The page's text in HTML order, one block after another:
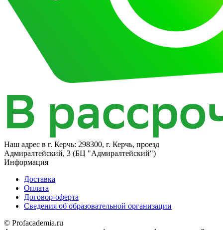
Наш адрес в г. Керчь: 298300, г. Керчь, проезд
Адмиралтейский, 3 (БЦ "Адмиралтейский")
Информация
Доставка
Оплата
Договор-оферта
Сведения об образовательной организации
© Profacademia.ru